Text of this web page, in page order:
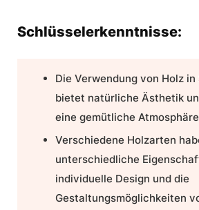
Schlüsselerkenntnisse:
Die Verwendung von Holz in
bietet natürliche Ästhetik
eine gemütliche
Verschiedene Holzarten
unterschiedliche
individuelle Design und die
Gestaltungsmöglichkeiten